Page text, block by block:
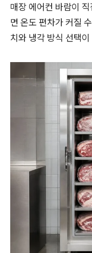
매장 에어컨 바람이
면 온도 편차가 커질
치와 냉각 방식 선택